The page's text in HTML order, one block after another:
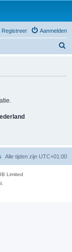
Aanmelden
Registreer
Alle tijden zijn UTC+01:00
Limited